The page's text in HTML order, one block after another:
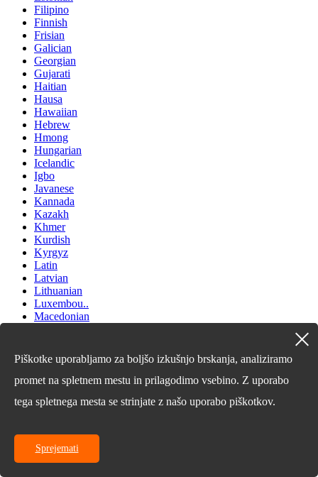
Filipino
Finnish
Frisian
Galician
Georgian
Gujarati
Haitian
Hausa
Hawaiian
Hebrew
Hmong
Hungarian
Icelandic
Igbo
Javanese
Kannada
Kazakh
Khmer
Kurdish
Kyrgyz
Latin
Latvian
Lithuanian
Luxembou..
Macedonian
Malayalam
Maltese
Maori
Mongolian
Norwegian
Pashto
Piškotke uporabljamo za boljšo izkušnjo brskanja, analiziramo
promet na spletnem mestu in prilagodimo vsebino. Z uporabo
tega spletnega mesta se strinjate z našo uporabo piškotkov.
Sprejemati